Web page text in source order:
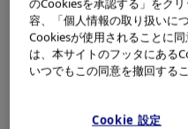
より安心な内視鏡
のCookiesを承認する」をク
容、「個人情報の取り扱いに
Cookiesが使用されることに
は、本サイトのフッタにある
いつでもこの同意を撤回する
Cookie 設定